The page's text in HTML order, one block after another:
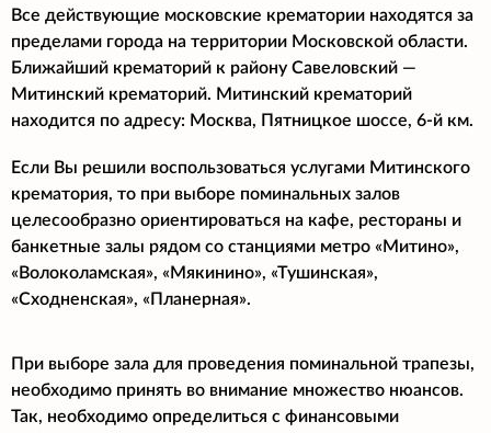
Все действующие московские крематории находятся за
пределами города на территории Московской области.
Ближайший крематорий к району Савеловский —
Митинский крематорий. Митинский крематорий
находится по адресу: Москва, Пятницкое шоссе, 6-й км.
Если Вы решили воспользоваться услугами Митинского
крематория, то при выборе поминальных залов
целесообразно ориентироваться на кафе, рестораны и
банкетные залы рядом со станциями метро «Митино»,
«Волоколамская», «Мякинино», «Тушинская»,
«Сходненская», «Планерная».
При выборе зала для проведения поминальной трапезы,
необходимо принять во внимание множество нюансов.
Так, необходимо определиться с финансовыми